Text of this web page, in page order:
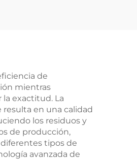
de
mientras
exactitud. La
resulta en una calidad
los residuos y
de producción,
tipos de
avanzada de